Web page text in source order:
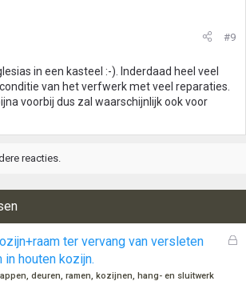
#9
in een kasteel :-). Inderdaad heel veel
van het verfwerk met veel reparaties.
voorbij dus zal waarschijnlijk ook voor
reacties.
G
ter vervang van versleten
in houten kozijn.
deuren, ramen, kozijnen, hang- en sluitwerk